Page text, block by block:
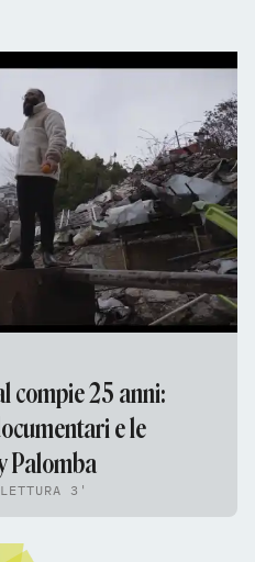
compie 25 anni:
e le
Palomba
3'